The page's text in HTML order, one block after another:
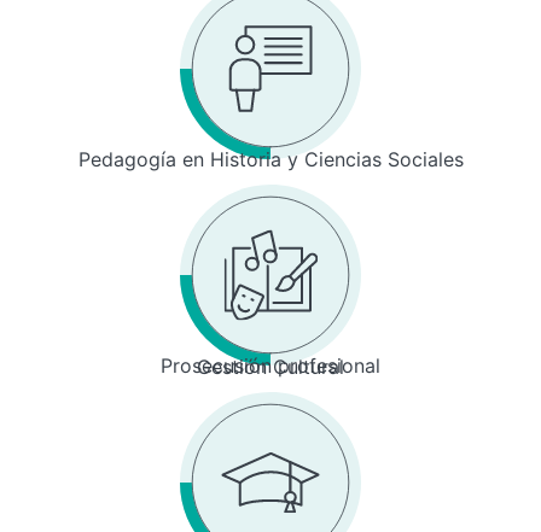
Pedagogía en Historia y Ciencias Sociales
Prosecusión profesional
Gestión Cultural